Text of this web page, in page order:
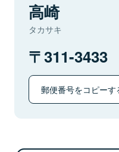
高崎
タカサキ
311-3433
郵便番号をコピーす